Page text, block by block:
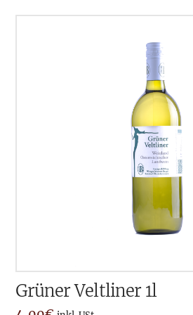
Grüner Veltliner 1l